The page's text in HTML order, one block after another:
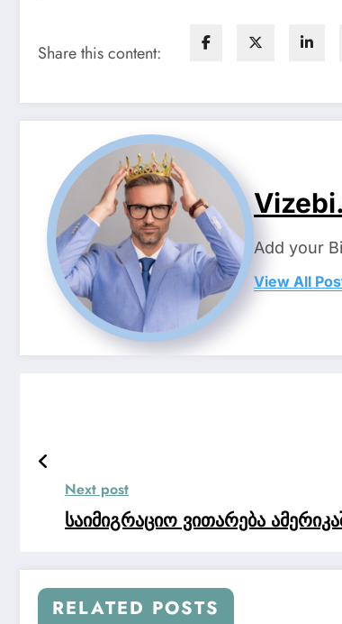
Share this content:
Add your
View All
Next post
საიმიგრაციო ვითარება
RELATED POSTS